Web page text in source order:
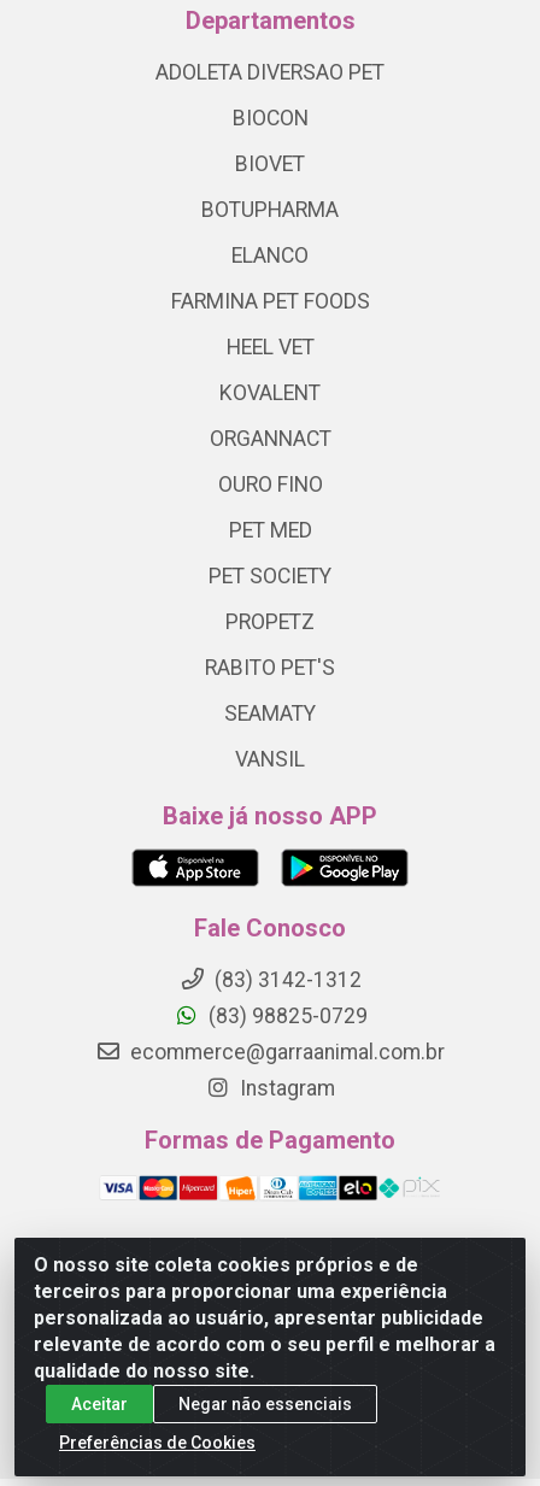
O nosso site coleta cookies próprios e de
terceiros para proporcionar uma experiência
personalizada ao usuário, apresentar publicidade
relevante de acordo com o seu perfil e melhorar a
qualidade do nosso site.
Aceitar
Negar não essenciais
Preferências de Cookies
Departamentos
ADOLETA DIVERSAO PET
BIOCON
BIOVET
BOTUPHARMA
ELANCO
FARMINA PET FOODS
HEEL VET
KOVALENT
ORGANNACT
OURO FINO
PET MED
PET SOCIETY
PROPETZ
RABITO PET'S
SEAMATY
VANSIL
Baixe já nosso APP
Fale Conosco
(83) 3142-1312
(83) 98825-0729
ecommerce@garraanimal.com.br
Instagram
Formas de Pagamento
Garra Animal - Rua Quinze de Novembro, 1120 - Jardim
Continental - Campina Grande/PB - CEP 58.403-290 -
CNPJ 21.445.041/0001-61